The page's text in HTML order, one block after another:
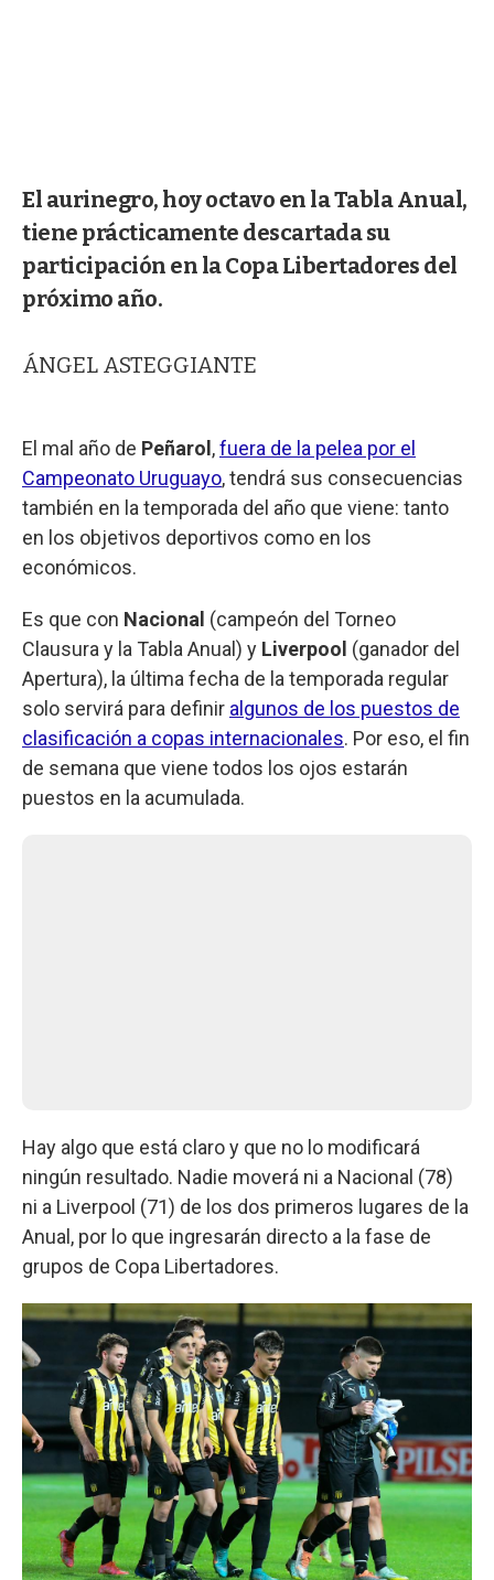
El aurinegro, hoy octavo en la Tabla Anual,
tiene prácticamente descartada su
participación en la Copa Libertadores del
próximo año.
ÁNGEL ASTEGGIANTE
El mal año de Peñarol ,fuera de la pelea por el
Campeonato Uruguayo, tendrá sus consecuencias
también en la temporada del año que viene: tanto
en los objetivos deportivos como en los
económicos.
Es que con Nacional (campeón del Torneo
Clausura y la Tabla Anual) y Liverpool (ganador del
Apertura), la última fecha de la temporada regular
solo servirá para definir algunos de los puestos de
clasificación a copas internacionales. Por eso, el fin
de semana que viene todos los ojos estarán
puestos en la acumulada.
Hay algo que está claro y que no lo modificará
ningún resultado. Nadie moverá ni a Nacional (78)
ni a Liverpool (71) de los dos primeros lugares de la
Anual, por lo que ingresarán directo a la fase de
grupos de Copa Libertadores.